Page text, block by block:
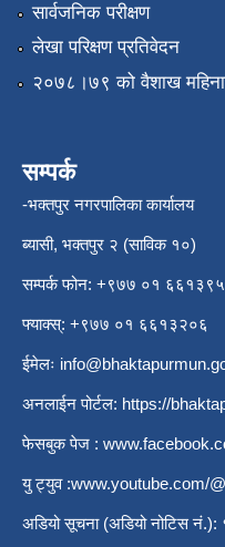
सार्वजनिक परीक्षण
लेखा परिक्षण प्रतिवेदन
२०७८।७९ को वैशाख
सम्पर्क
-भक्तपुर नगरपालिका कार्यालय
ब्यासी, भक्तपुर २ (साविक १०)
सम्पर्क फोन: +९७७ ०१
फ्याक्स्: +९७७ ०१ ६६१३२०६
ईमेलः
अनलाईन पोर्टल: https://
फेसबुक पेज :
यु ट्युव :www.youtube.com/
अडियो सूचना (अडियो नोटिस